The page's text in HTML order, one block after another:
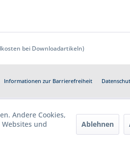
bei Downloadartikeln)
Informationen zur Barrierefreiheit
Andere Cookies,
und
Ablehnen